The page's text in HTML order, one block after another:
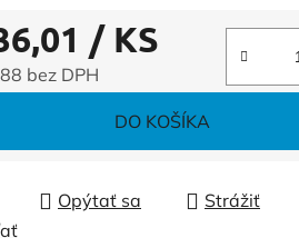
/ KS
bez DPH
DO KOŠÍKA
Opýtať sa
Strážiť